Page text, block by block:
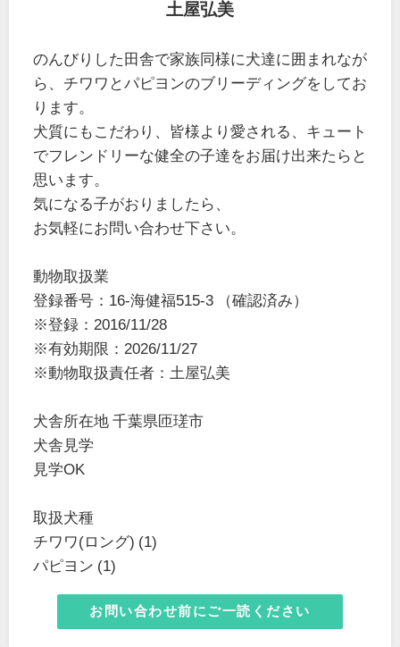
土屋弘美
のんびりした田舎で家族同様に犬達に囲まれなが
ら、チワワとパピヨンのブリーディングをしてお
ります。
犬質にもこだわり、皆様より愛される、キュート
でフレンドリーな健全の子達をお届け出来たらと
思います。
気になる子がおりましたら、
お気軽にお問い合わせ下さい。
動物取扱業
登録番号：16-海健福515-3 （確認済み）
※登録：2016/11/28
※有効期限：2026/11/27
※動物取扱責任者：土屋弘美
犬舎所在地 千葉県匝瑳市
犬舎見学
見学OK
取扱犬種
チワワ(ロング) (1)
パピヨン (1)
お問い合わせ前にご一読ください